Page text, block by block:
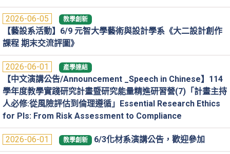
2026-06-05 教學創新
【藝設系活動】6/9 元智大學藝術與設計學系《大二設計創作
課程 期末交流評圖》
2026-06-01 產學連結
【中文演講公告/Announcement _Speech in Chinese】114
學年度教學實踐研究計畫暨研究能量精進研習營(7)「計畫主持
人必修:從風險評估到倫理遵循」Essential Research Ethics
for PIs: From Risk Assessment to Compliance
2026-06-01 教學創新 6/3化材系演講公告，歡迎參加